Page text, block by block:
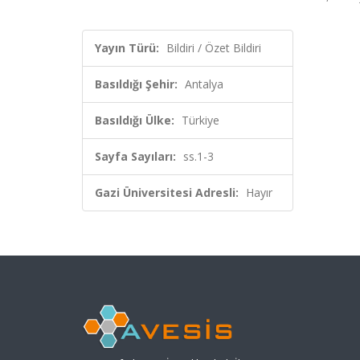
Yayın Türü: Bildiri / Özet Bildiri
Basıldığı Şehir: Antalya
Basıldığı Ülke: Türkiye
Sayfa Sayıları: ss.1-3
Gazi Üniversitesi Adresli: Hayır